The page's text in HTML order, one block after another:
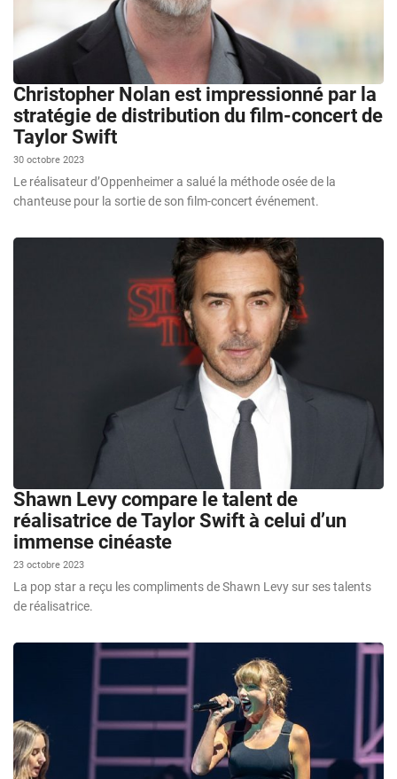
Christopher Nolan est impressionné par la
stratégie de distribution du film-concert de
Taylor Swift
30 octobre 2023
Le réalisateur d’Oppenheimer a salué la méthode osée de la
chanteuse pour la sortie de son film-concert événement.
Shawn Levy compare le talent de
réalisatrice de Taylor Swift à celui d’un
immense cinéaste
23 octobre 2023
La pop star a reçu les compliments de Shawn Levy sur ses talents
de réalisatrice.